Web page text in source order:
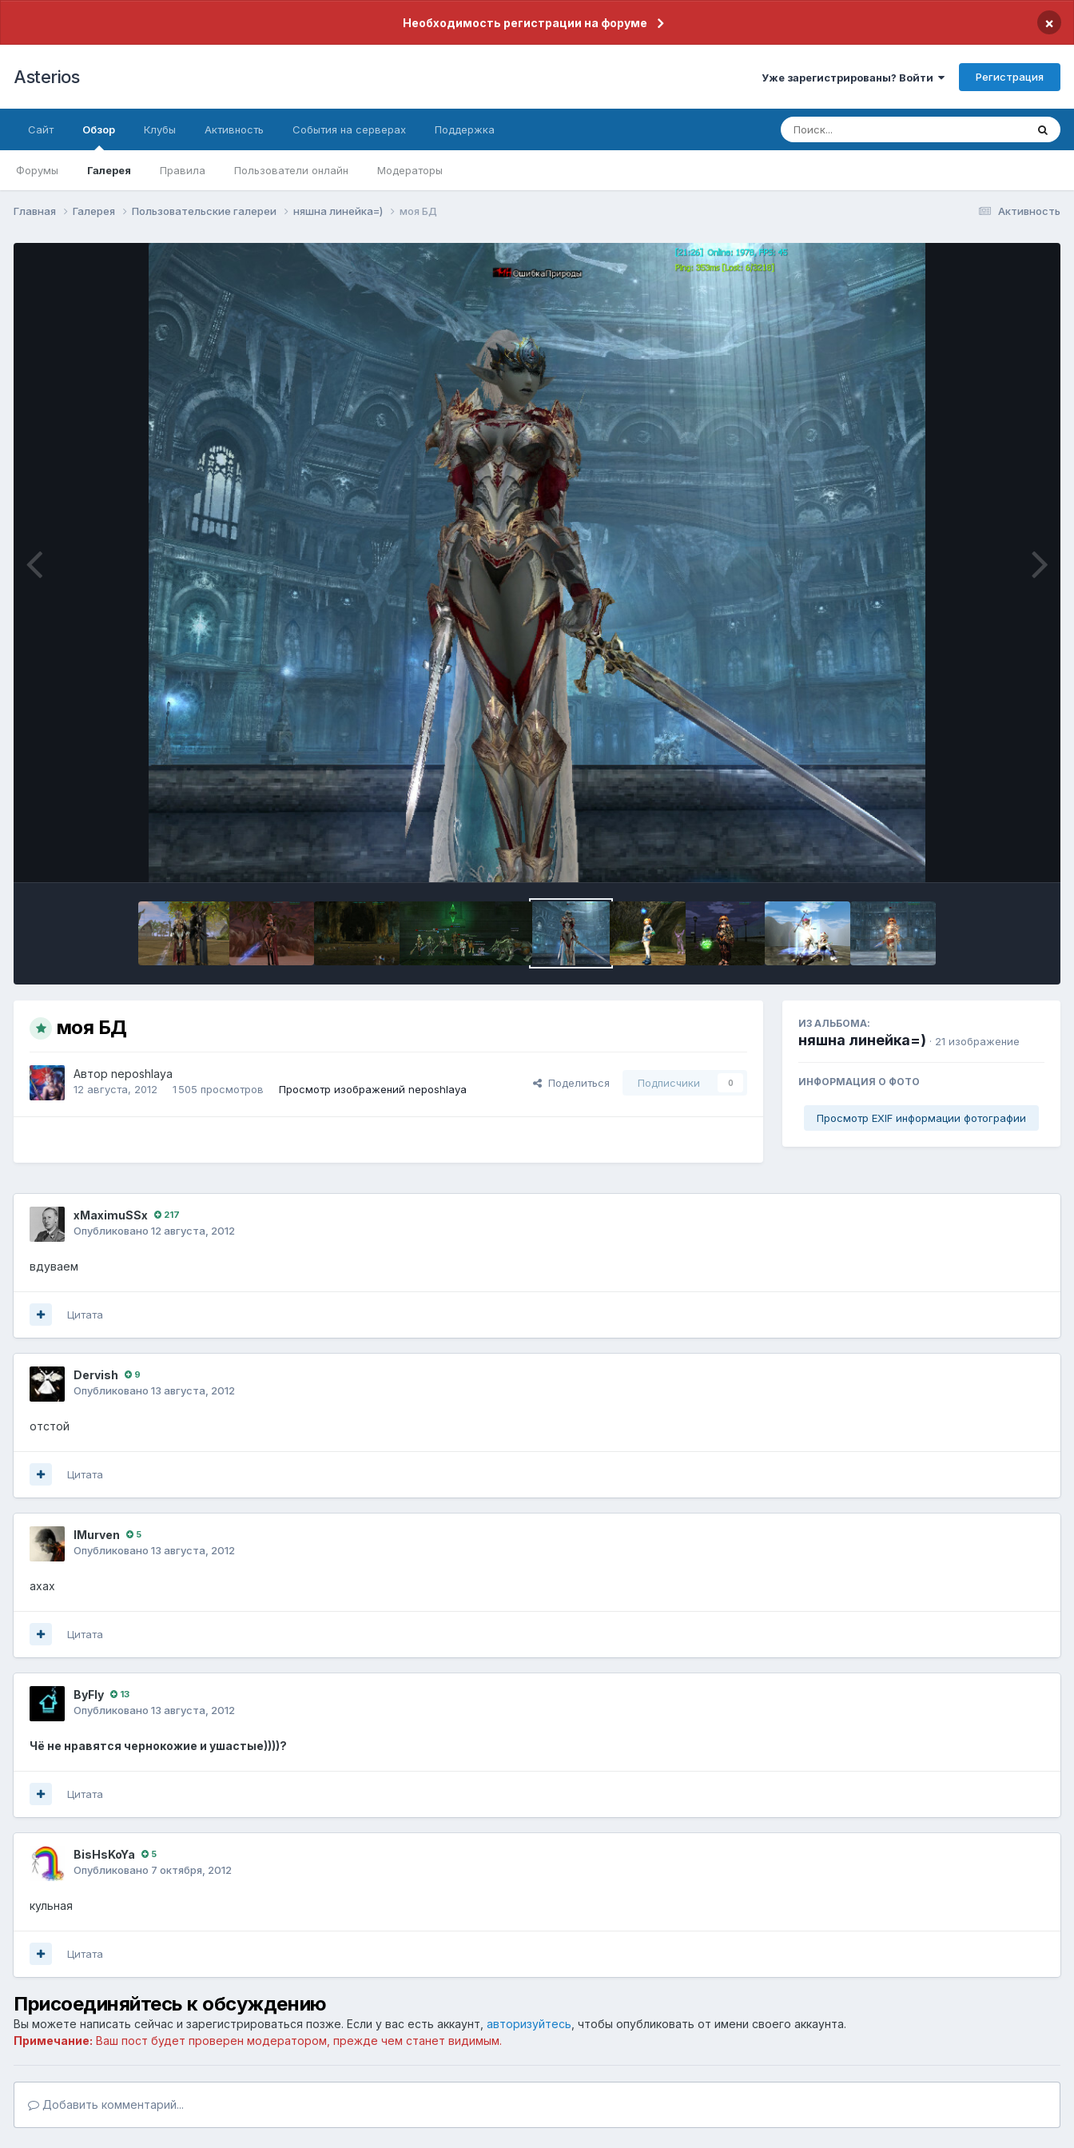
Необходимость регистрации на форуме ×
Asterios Уже зарегистрированы? Войти Регистрация
Сайт Обзор
Форумы Галерея Правила Пользователи онлайн Модераторы
Клубы Активность События на серверах Поддержка
Активность
Главная Галерея Пользовательские галереи няшна линейка=) моя БД
моя БД
Автор neposhlaya
12 августа, 2012 1 505 просмотров Просмотр изображений neposhlaya
Поделиться Подписчики 0
ИЗ АЛЬБОМА:
няшна линейка=) · 21 изображение
ИНФОРМАЦИЯ О ФОТО
Просмотр EXIF информации фотографии
xMaximuSSx 217
Опубликовано 12 августа, 2012
вдуваем
Цитата
Dervish 9
Опубликовано 13 августа, 2012
отстой
Цитата
IMurven 5
Опубликовано 13 августа, 2012
ахах
Цитата
ВyFly 13
Опубликовано 13 августа, 2012
Чё не нравятся чернокожие и ушастые))))?
Цитата
BisHsKoYa 5
Опубликовано 7 октября, 2012
кульная
Цитата
Присоединяйтесь к обсуждению
Вы можете написать сейчас и зарегистрироваться позже. Если у вас есть аккаунт, авторизуйтесь , чтобы опубликовать от имени своего аккаунта.
Примечание: Ваш пост будет проверен модератором, прежде чем станет видимым.
Добавить комментарий...